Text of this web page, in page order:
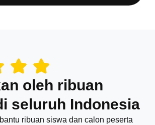
oleh ribuan
seluruh Indonesia
ribuan siswa dan calon peserta